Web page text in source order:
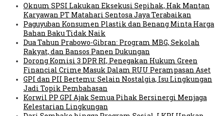
Oknum SPSI Lakukan Eksekusi Sepihak, Hak Mantan
Karyawan PT Matahari Sentosa Jaya Terabaikan
Paguyuban Konsumen Plastik dan Benang Minta Harga
Bahan Baku Tidak Naik
Dua Tahun Prabowo-Gibran: Program MBG, Sekolah
Rakyat, dan Bansos Panen Dukungan
Dorong Komisi 3 DPR RI, Penegakan Hukum Green
Financial Crime Masuk Dalam RUU Perampasan Aset
GPI dan PII Bertemu: Selain Nostalgia, Isu Lingkungan
Jadi Topik Pembahasan
Korwil PP GPI Ajak Semua Pihak Bersinergi Menjaga
Kelestarian Lingkungan